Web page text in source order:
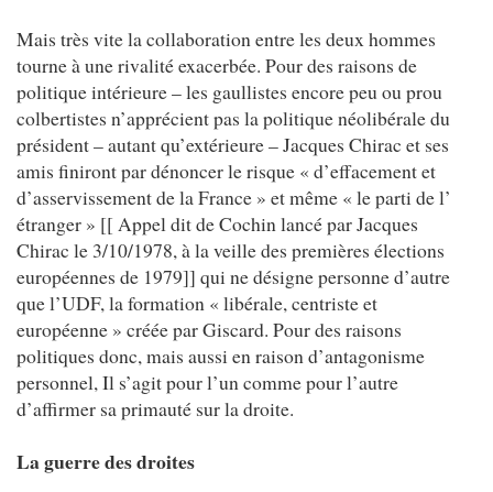
Mais très vite la collaboration entre les deux hommes
tourne à une rivalité exacerbée. Pour des raisons de
politique intérieure – les gaullistes encore peu ou prou
colbertistes n’apprécient pas la politique néolibérale du
président – autant qu’extérieure – Jacques Chirac et ses
amis finiront par dénoncer le risque « d’effacement et
d’asservissement de la France » et même « le parti de l’
étranger » [[ Appel dit de Cochin lancé par Jacques
Chirac le 3/10/1978, à la veille des premières élections
européennes de 1979]] qui ne désigne personne d’autre
que l’UDF, la formation « libérale, centriste et
européenne » créée par Giscard. Pour des raisons
politiques donc, mais aussi en raison d’antagonisme
personnel, Il s’agit pour l’un comme pour l’autre
d’affirmer sa primauté sur la droite.
La guerre des droites